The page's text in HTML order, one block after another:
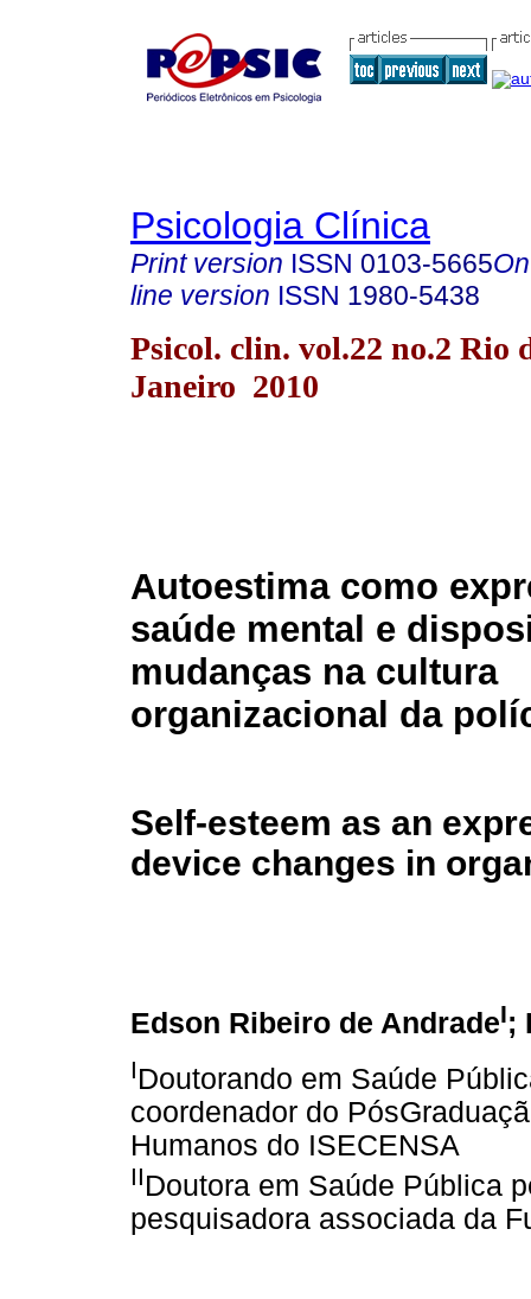
Psicologia Clínica
Print version ISSN 0103-5665
line version ISSN 1980-5438
Psicol. clin. vol.22 no.2 Rio
Janeiro 2010
Autoestima como
saúde mental e
mudanças na cultura
organizacional da
Self-esteem as an
device changes in
Edson Ribeiro de AndradeI;
IDoutorando em Saúde
coordenador do
Humanos do ISECENSA
IIDoutora em Saúde Pública
pesquisadora associada da